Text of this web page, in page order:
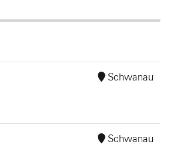
Schwanau
Schwanau